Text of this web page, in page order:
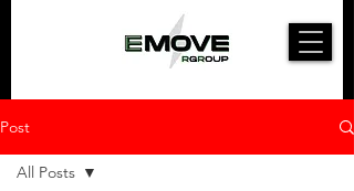
Post
All Posts